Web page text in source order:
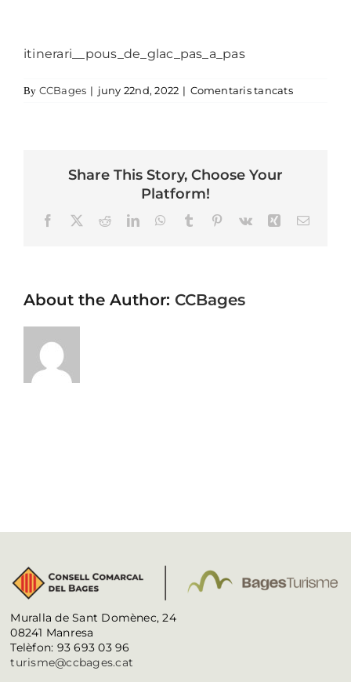
itinerari__pous_de_glac_pas_a_pas
By CCBages | juny 22nd, 2022 | Comentaris tancatsa
Share This Story, Choose Your
Platform!
FacebookRedditLinkedInWhatsApp
TumblrPinterest
Vk XingEmail
About the Author: CCBages
Muralla de Sant Domènec, 24
08241 Manresa
Telèfon: 93 693 03 96
turisme@ccbages.cat